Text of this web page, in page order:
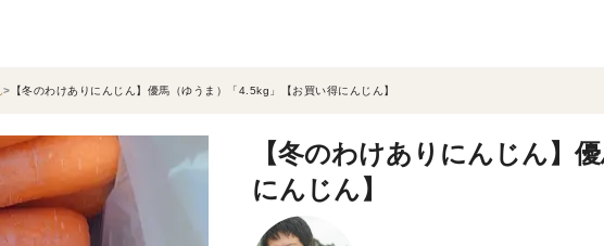
【冬のわけありにんじん】優馬（ゆうま）「4.5kg」【お買い得にんじん】
【冬のわけありにんじん】
にんじん】